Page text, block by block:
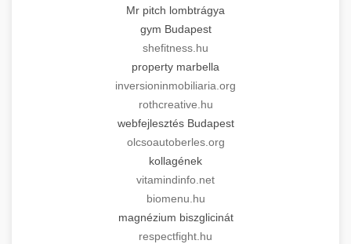
Mr pitch lombtrágya
gym Budapest
shefitness.hu
property marbella
inversioninmobiliaria.org
rothcreative.hu
webfejlesztés Budapest
olcsoautoberles.org
kollagének
vitamindinfo.net
biomenu.hu
magnézium biszglicinát
respectfight.hu